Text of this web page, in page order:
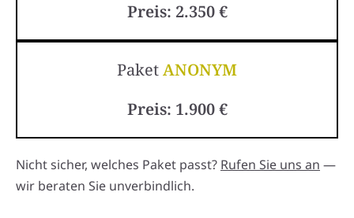
Preis: 2.350 €
PaketANONYM
Preis: 1.900 €
Nicht sicher, welches Paket passt? Rufen Sie uns an —
wir beraten Sie unverbindlich.